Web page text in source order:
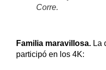
Corre.
Familia maravillosa.La
participó en los 4K: